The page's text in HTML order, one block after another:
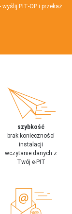
PIT‑OP i przekaż
szybkość
brak konieczności
instalacji
wczytanie danych z
Twój e-PIT